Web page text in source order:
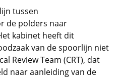
tussen
de polders naar
kabinet heeft dit
van de spoorlijn niet
Review Team (CRT), dat
naar aanleiding van de